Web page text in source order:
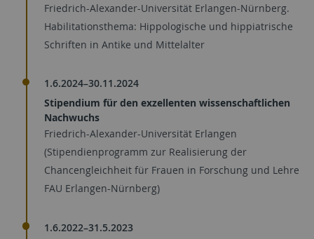
Friedrich-Alexander-Universität Erlangen-Nürnberg.
Habilitationsthema: Hippologische und hippiatrische
Schriften in Antike und Mittelalter
1.6.2024–30.11.2024
Stipendium für den exzellenten wissenschaftlichen
Nachwuchs
Friedrich-Alexander-Universität Erlangen
(Stipendienprogramm zur Realisierung der
Chancengleichheit für Frauen in Forschung und Lehre
FAU Erlangen-Nürnberg)
1.6.2022–31.5.2023